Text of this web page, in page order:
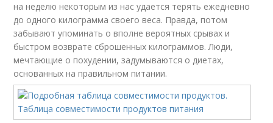
на неделю некоторым из нас удается терять ежедневно
до одного килограмма своего веса. Правда, потом
забывают упоминать о вполне вероятных срывах и
быстром возврате сброшенных килограммов. Люди,
мечтающие о похудении, задумываются о диетах,
основанных на правильном питании.